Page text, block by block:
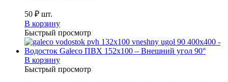
50 ₽ шт.
В корзину
Быстрый просмотр
В корзину
Быстрый просмотр